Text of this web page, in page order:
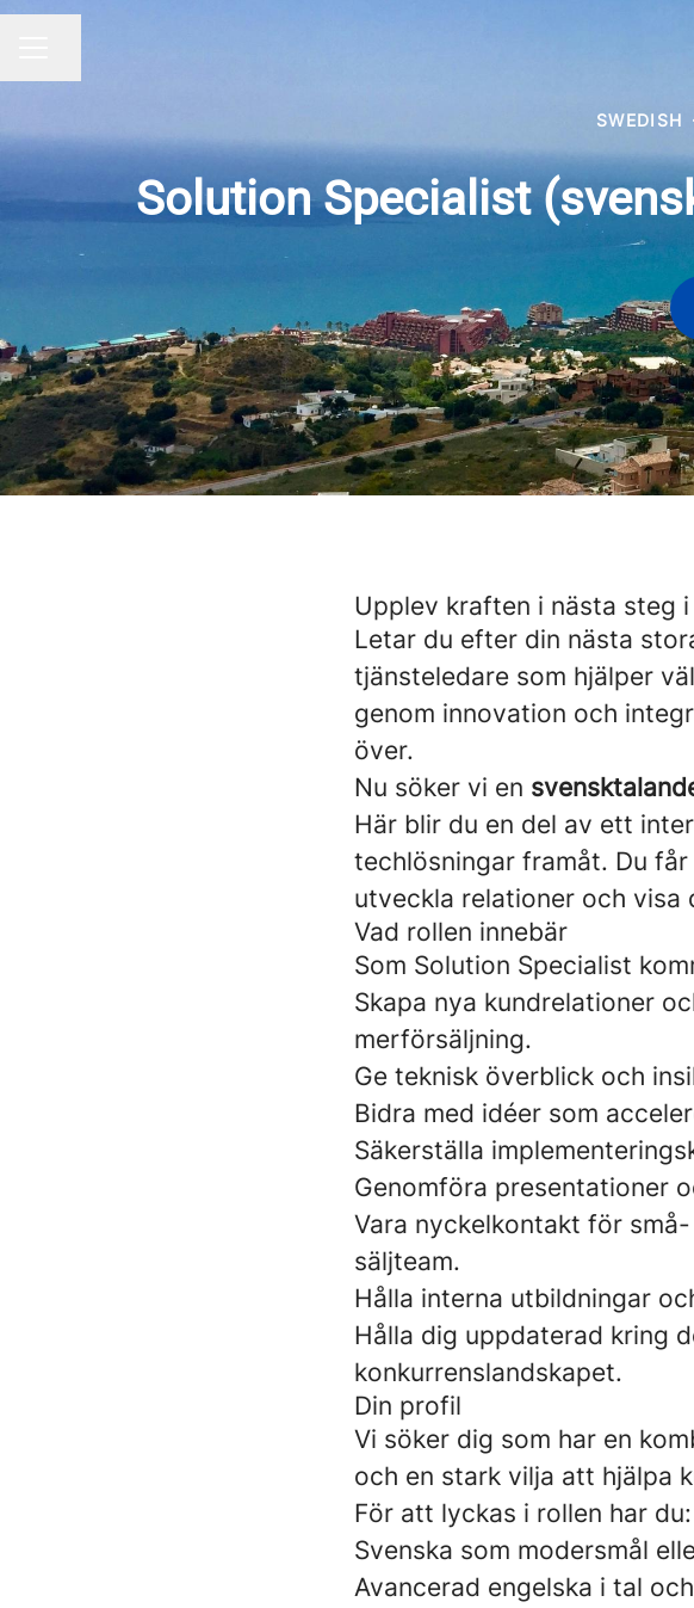
SWEDISH
Solution Specialist
Upplev kraften i nästa steg
Letar du efter din nästa
tjänsteledare som hjälper
genom innovation och
över.
Nu söker vi en
Här blir du en del av ett
techlösningar framåt. Du
utveckla relationer och visa
Vad rollen innebär
Som Solution Specialist
Skapa nya kundrelationer
merförsäljning.
Ge teknisk överblick och
Bidra med idéer som
Säkerställa
Genomföra presentationer
Vara nyckelkontakt för
säljteam.
Hålla interna utbildningar
Hålla dig uppdaterad kring
konkurrenslandskapet.
Din profil
Vi söker dig som har en
och en stark vilja att hjälpa
För att lyckas i rollen har du:
Svenska som modersmål
Avancerad engelska i tal